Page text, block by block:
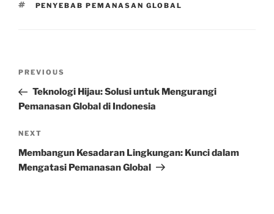
TAGS
PENYEBAB PEMANASAN GLOBAL
Previous
Post
PREVIOUS
Teknologi Hijau: Solusi untuk Mengurangi
Pemanasan Global di Indonesia
Next
Post
NEXT
Membangun Kesadaran Lingkungan: Kunci dalam
Mengatasi Pemanasan Global